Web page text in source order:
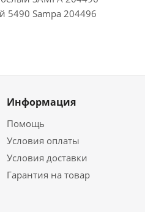
5490 Sampa 204496
Информация
Помощь
Условия оплаты
Условия доставки
Гарантия на товар